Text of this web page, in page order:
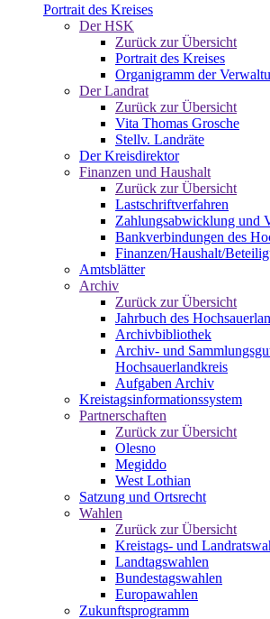
Portrait des Kreises
Der HSK
Zurück zur Übersicht
Portrait des Kreises
Organigramm der
Der Landrat
Zurück zur Übersicht
Vita Thomas Grosche
Stellv. Landräte
Der Kreisdirektor
Finanzen und Haushalt
Zurück zur Übersicht
Lastschriftverfahren
Zahlungsabwicklung und
Bankverbindungen des
Finanzen/Haushalt/
Amtsblätter
Archiv
Zurück zur Übersicht
Jahrbuch des
Archivbibliothek
Archiv- und
Hochsauerlandkreis
Aufgaben Archiv
Kreistagsinformationssystem
Partnerschaften
Zurück zur Übersicht
Olesno
Megiddo
West Lothian
Satzung und Ortsrecht
Wahlen
Zurück zur Übersicht
Kreistags- und
Landtagswahlen
Bundestagswahlen
Europawahlen
Zukunftsprogramm